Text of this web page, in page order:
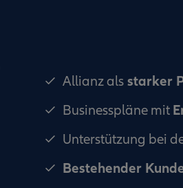
Allianz als starker
Businesspläne mit
Unterstützung bei
Bestehender